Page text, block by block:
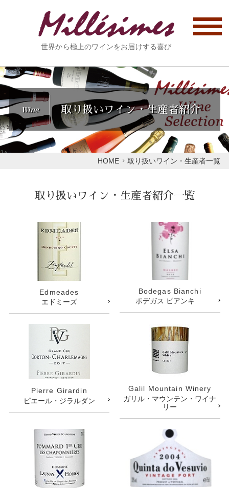
世界から極上のワインをお届けする喜び
Wine 取り扱いワイン・生産者紹介
HOME 取り扱いワイン・生産者一覧
取り扱いワイン・生産者紹介一覧
Edmeades
エドミーズ
Bodegas Bianchi
ボデガス ビアンキ
Pierre Girardin
ピエール・ジラルダン
Galil Mountain Winery
ガリル・マウンテン・ワイナ
リー